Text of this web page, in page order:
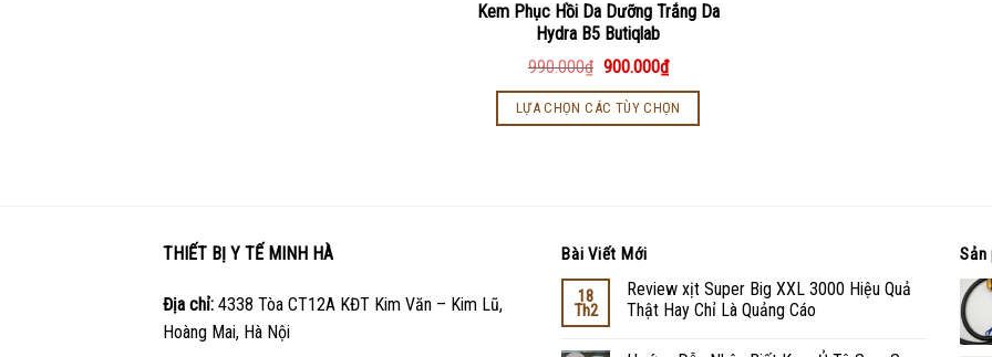
Kem Phục Hồi Da Dưỡng Trắng Da
Hydra B5 Butiqlab
990.000₫ 900.000₫
LỰA CHỌN CÁC TÙY CHỌN
THIẾT BỊ Y TẾ MINH HÀ
Địa chỉ: 4338 Tòa CT12A KĐT Kim Văn – Kim Lũ,
Hoàng Mai, Hà Nội
Bài Viết Mới
18
Th2
Review xịt Super Big XXL 3000 Hiệu Quả
Thật Hay Chỉ Là Quảng Cáo
Sản